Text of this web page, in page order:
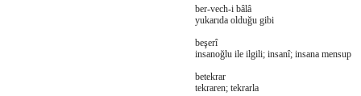
ber-vech-i bâlâ
yukarıda olduğu gibi
beşerî
insanoğlu ile ilgili; insanî; insana mensup
betekrar
tekraren; tekrarla